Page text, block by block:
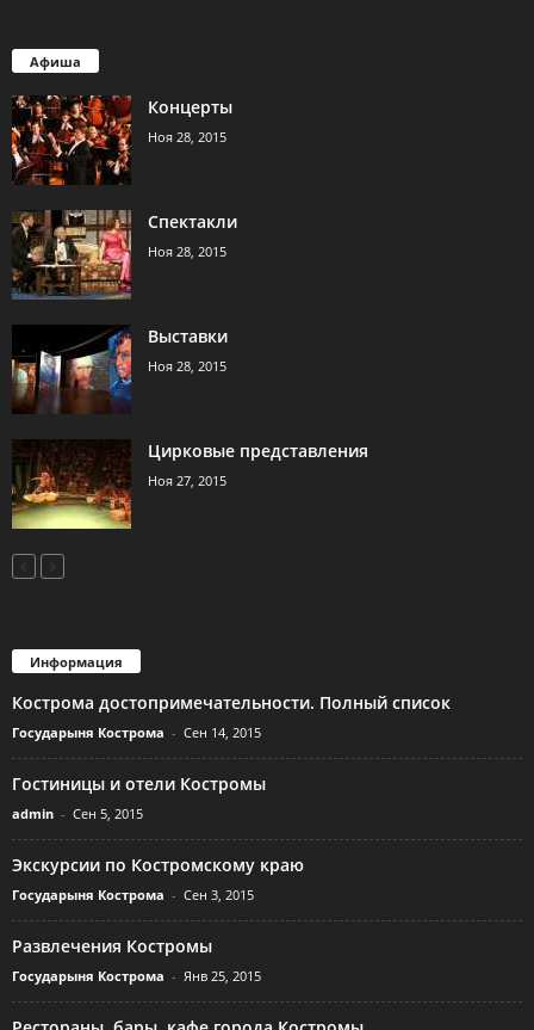
Афиша
Концерты
Ноя 28, 2015
Спектакли
Ноя 28, 2015
Выставки
Ноя 28, 2015
Цирковые представления
Ноя 27, 2015
Информация
Кострома достопримечательности. Полный список
Государыня Кострома - Сен 14, 2015
Гостиницы и отели Костромы
admin - Сен 5, 2015
Экскурсии по Костромскому краю
Государыня Кострома - Сен 3, 2015
Развлечения Костромы
Государыня Кострома - Янв 25, 2015